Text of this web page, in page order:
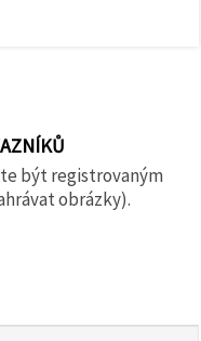
být registrovaným
obrázky).